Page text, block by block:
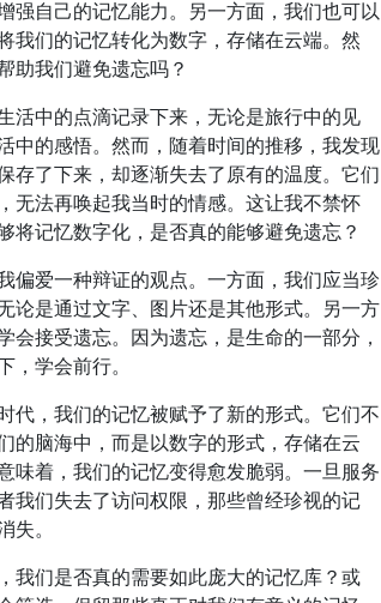
强自己的记忆能力。另一方面，我们也可以
我们的记忆转化为数字，存储在云端。然
助我们避免遗忘吗？
活中的点滴记录下来，无论是旅行中的见
中的感悟。然而，随着时间的推移，我发现
存了下来，却逐渐失去了原有的温度。它们
无法再唤起我当时的情感。这让我不禁怀
将记忆数字化，是否真的能够避免遗忘？
偏爱一种辩证的观点。一方面，我们应当珍
论是通过文字、图片还是其他形式。另一方
会接受遗忘。因为遗忘，是生命的一部分，
，学会前行。
代，我们的记忆被赋予了新的形式。它们不
的脑海中，而是以数字的形式，存储在云
味着，我们的记忆变得愈发脆弱。一旦服务
我们失去了访问权限，那些曾经珍视的记
失。
我们是否真的需要如此庞大的记忆库？或